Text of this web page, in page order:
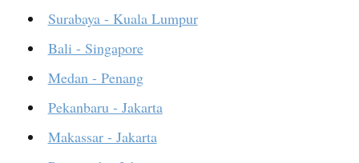
Surabaya - Kuala Lumpur
Bali - Singapore
Medan - Penang
Pekanbaru - Jakarta
Makassar - Jakarta